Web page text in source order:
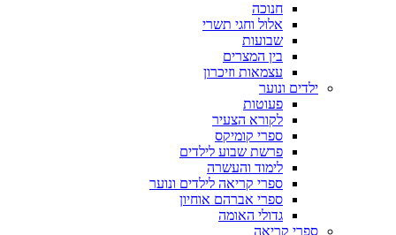
חנוכה
אלול וחגי תשרי
שבועות
בין המצרים
עצמאות וזיכרון
ילדים ונוער
פעוטות
לקורא הצעיר
ספרי קומיקס
פרשת שבוע לילדים
לימוד והעשרה
ספרי קריאה לילדים ונוער
ספרי אברהם אוחיון
גדולי האומה
ספרי קריאה